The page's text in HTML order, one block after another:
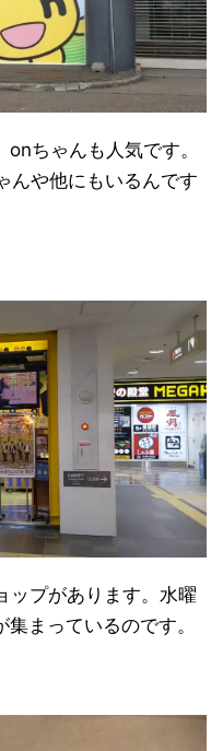
ちゃんも人気です。
んや他にもいるんです
ップがあります。水曜
まっているのです。